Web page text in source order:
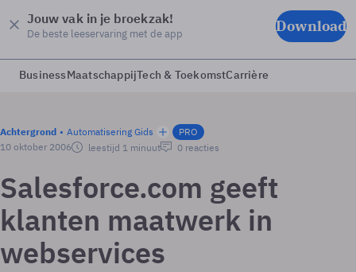
Jouw vak in je broekzak!
De beste leeservaring met de app Download
BusinessMaatschappijTech & ToekomstCarrière
Achtergrond Automatisering Gids
PRO
10 oktober 2006
leestijd 1 minuut 0 reacties
Salesforce.com geeft
klanten maatwerk in
webservices